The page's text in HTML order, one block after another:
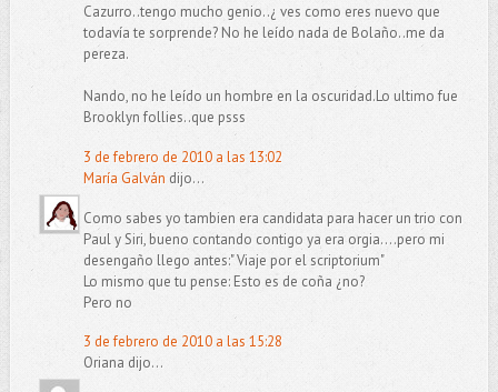
Cazurro..tengo mucho genio..¿ ves como eres nuevo que
todavía te sorprende? No he leído nada de Bolaño..me da
pereza.
Nando, no he leído un hombre en la oscuridad.Lo ultimo fue
Brooklyn follies..que psss
3 de febrero de 2010 a las 13:02
María Galván dijo...
Como sabes yo tambien era candidata para hacer un trio con
Paul y Siri, bueno contando contigo ya era orgia....pero mi
desengaño llego antes:" Viaje por el scriptorium"
Lo mismo que tu pense: Esto es de coña ¿no?
Pero no
3 de febrero de 2010 a las 15:28
Oriana dijo...